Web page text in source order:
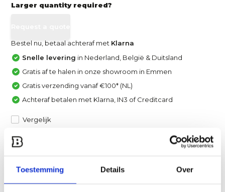
Toestemming Details Over
Larger quantity required?
Bestel nu, betaal achteraf met Klarna
Snelle levering in Nederland, België & Duitsland
Gratis af te halen in onze showroom in Emmen
Gratis verzending vanaf €100* (NL)
Achteraf betalen met Klarna, IN3 of Creditcard
Vergelijk